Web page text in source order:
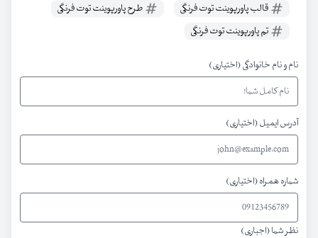
قالب پاورپوینت توت فرنگی
طرح پاورپوینت توت فرنگی
تم پاورپوینت توت فرنگی
نام و نام خانوادگی (اختیاری)
آدرس ایمیل (اختیاری)
شماره همراه (اختیاری)
نظر شما (اجباری)